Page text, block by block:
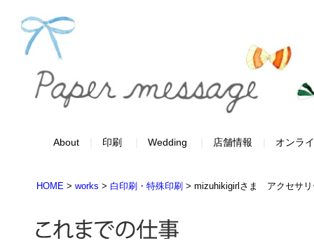
About 印刷 Wedding 店舗情報 オンラ
HOME > works > 白印刷・特殊印刷 > mizuhikigirlさま アクセサリ